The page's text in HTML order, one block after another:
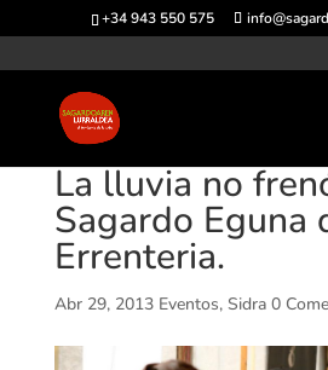
+34 943 550 575
La lluvia no
Sagardo Eguna
Errenteria.
Abr 29, 2013 Eventos, Sidra 0